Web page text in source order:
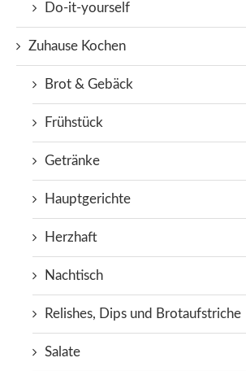
Do-it-yourself
Zuhause Kochen
Brot & Gebäck
Frühstück
Getränke
Hauptgerichte
Herzhaft
Nachtisch
Relishes, Dips und Brotaufstriche
Salate